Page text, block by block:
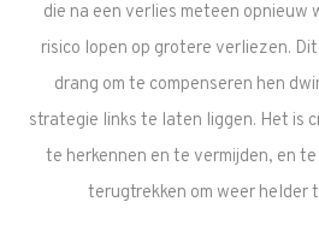
die na een verlies meteen opnieuw
risico lopen op grotere verliezen.
drang om te compenseren hen
strategie links te laten liggen. Het is
te herkennen en te vermijden, en
terugtrekken om weer helder